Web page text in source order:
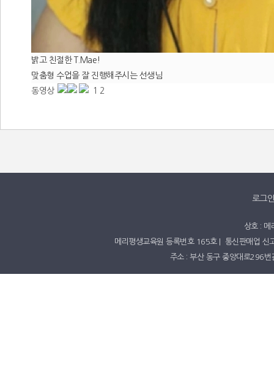
밝고 친절한 T.Mae!
맞춤형 수업을 잘 진행해주시는 선생님
동영상
1 2
로그인
상호 :
메리평생교육원 등록번호 165호​ ​| ​ ​​​통신판매업
주소 : 부산 동구 중앙대로296